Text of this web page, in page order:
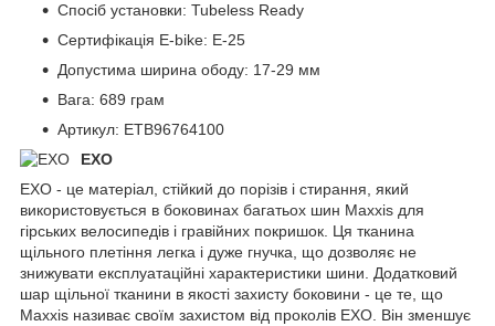
Спосіб установки: Tubeless Ready
Сертифікація E-bike: E-25
Допустима ширина ободу: 17-29 мм
Вага: 689 грам
Артикул: ETB96764100
EXO
EXO - це матеріал, стійкий до порізів і стирання, який
використовується в боковинах багатьох шин Maxxis для
гірських велосипедів і гравійних покришок. Ця тканина
щільного плетіння легка і дуже гнучка, що дозволяє не
знижувати експлуатаційні характеристики шини. Додатковий
шар щільної тканини в якості захисту боковини - це те, що
Maxxis називає своїм захистом від проколів EXO. Він зменшує